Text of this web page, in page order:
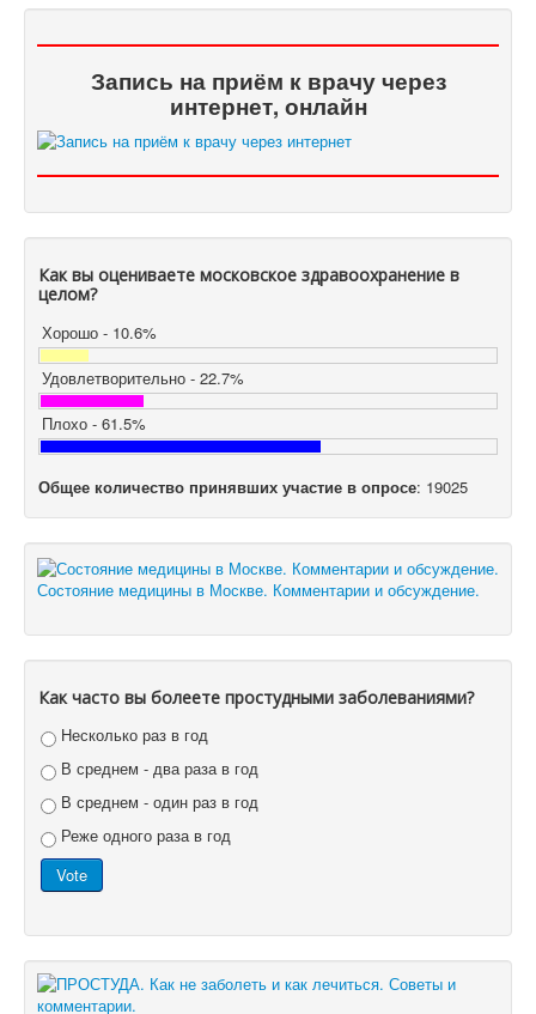
Запись на приём к врачу через
интернет, онлайн
Как вы оцениваете московское здравоохранение в
целом?
Хорошо - 10.6%
Удовлетворительно - 22.7%
Плохо - 61.5%
Общее количество принявших участие в опросе: 19025
Состояние медицины в Москве. Комментарии и обсуждение.
Как часто вы болеете простудными заболеваниями?
Несколько раз в год
В среднем - два раза в год
В среднем - один раз в год
Реже одного раза в год